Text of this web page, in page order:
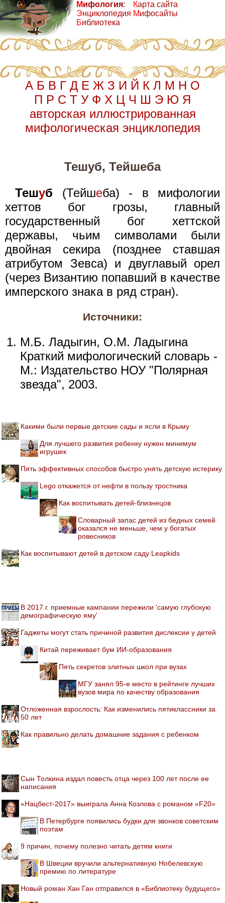
Мифология:
Энциклопедия
Библиотека
Карта сайта
Мифосайты
А Б В Г Д Е Ж З И Й К Л М Н О
П Р С Т У Ф Х Ц Ч Ш Э Ю Я
авторская иллюстрированная
мифологическая энциклопедия
Тешуб, Тейшеба
Тешуб (Тейшеба) - в мифологии
хеттов бог грозы, главный
государственный бог хеттской
державы, чьим символами были
двойная секира (позднее ставшая
атрибутом Зевса) и двуглавый орел
(через Византию попавший в качестве
имперского знака в ряд стран).
Источники:
М.Б. Ладыгин, О.М. Ладыгина
Краткий мифологический словарь -
М.: Издательство НОУ "Полярная
звезда", 2003.
Какими были первые детские сады и ясли в Крыму
Для лучшего развития ребенку нужен минимум
игрушек
Пять эффективных способов быстро унять детскую истерику
Lego откажется от нефти в пользу тростника
Как воспитывать детей-близнецов
Словарный запас детей из бедных семей
оказался не меньше, чем у богатых
ровесников
Как воспитывают детей в детском саду Leapkids
В 2017 г. приемные кампании пережили 'самую глубокую
демографическую яму'
Гаджеты могут стать причиной развития дислексии у детей
Китай переживает бум ИИ-образования
Пять секретов элитных школ при вузах
МГУ занял 95-е место в рейтинге лучших
вузов мира по качеству образования
Отложенная взрослость: Как изменились пятиклассники за
50 лет
Как правильно делать домашние задания с ребенком
Сын Толкина издал повесть отца через 100 лет после ее
написания
«Нацбест-2017» выиграла Анна Козлова с романом «F20»
В Петербурге появились будки для звонков советским
поэтам
9 причин, почему полезно читать детям книги
В Швеции вручили альтернативную Нобелевскую
премию по литературе
Новый роман Хан Ган отправился в «Библиотеку будущего»